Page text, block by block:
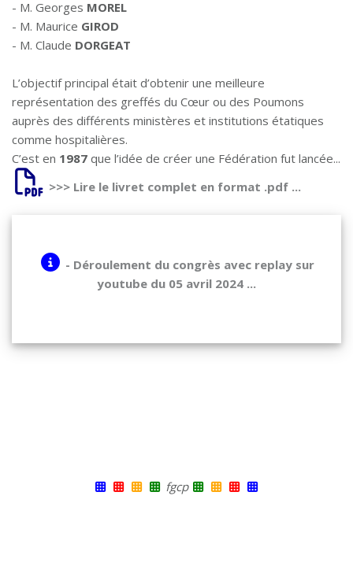
- M. Georges MOREL
- M. Maurice GIROD
- M. Claude DORGEAT
L’objectif principal était d’obtenir une meilleure
représentation des greffés du Cœur ou des Poumons
auprès des différents ministères et institutions étatiques
comme hospitalières.
C’est en 1987 que l’idée de créer une Fédération fut lancée...
>>> Lire le livret complet en format .pdf ...
- Déroulement du congrès avec replay sur
youtube du 05 avril 2024 ...
fgcp